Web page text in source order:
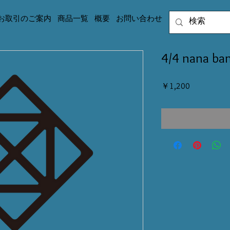
取引のご案内 商品一覧 概要 お問い合わせ
4/4 nana
￥1,200